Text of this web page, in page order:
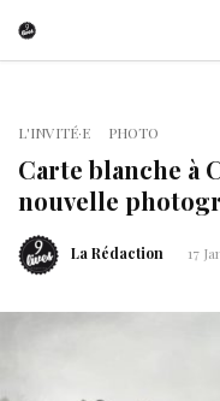
L'INVITÉ·E PHOTO
Carte blanche à
nouvelle
La Rédaction 17